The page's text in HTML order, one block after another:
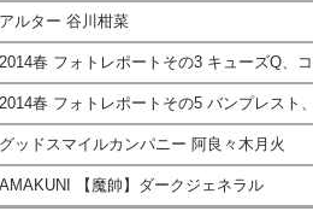
ルター 谷川柑菜
春 フォトレポートその3 キューズQ、
春 フォトレポートその5 バンプレスト
ッドスマイルカンパニー 阿良々木月火
【魔帥】ダークジェネラル